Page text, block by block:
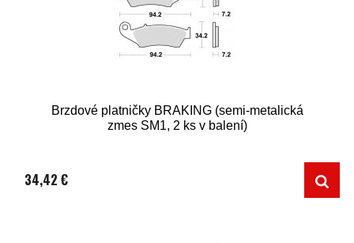
Brzdové platničky BRAKING (semi-metalická
zmes SM1, 2 ks v balení)
34,42 €